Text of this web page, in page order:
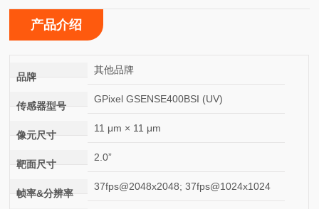
产品介绍
品牌
其他品牌
传感器型号
GPixel GSENSE400BSI (UV)
像元尺寸
11 μm × 11 μm
靶面尺寸
2.0”
帧率&分辨率
37fps@2048x2048; 37fps@1024x1024